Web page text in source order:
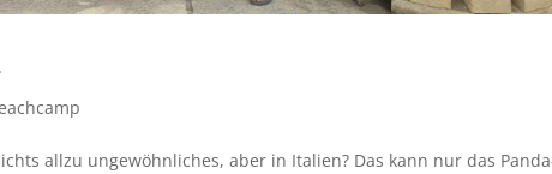
allzu ungewöhnliches, aber in Italien? Das kann nur das